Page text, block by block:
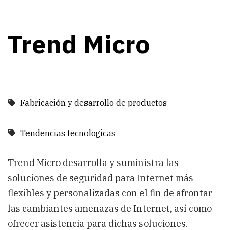
Trend Micro
Fabricación y desarrollo de productos
Tendencias tecnologicas
Trend Micro desarrolla y suministra las
soluciones de seguridad para Internet más
flexibles y personalizadas con el fin de afrontar
las cambiantes amenazas de Internet, así como
ofrecer asistencia para dichas soluciones.